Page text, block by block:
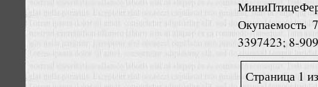
Окупаемость
3397423; 8-
Страница 1